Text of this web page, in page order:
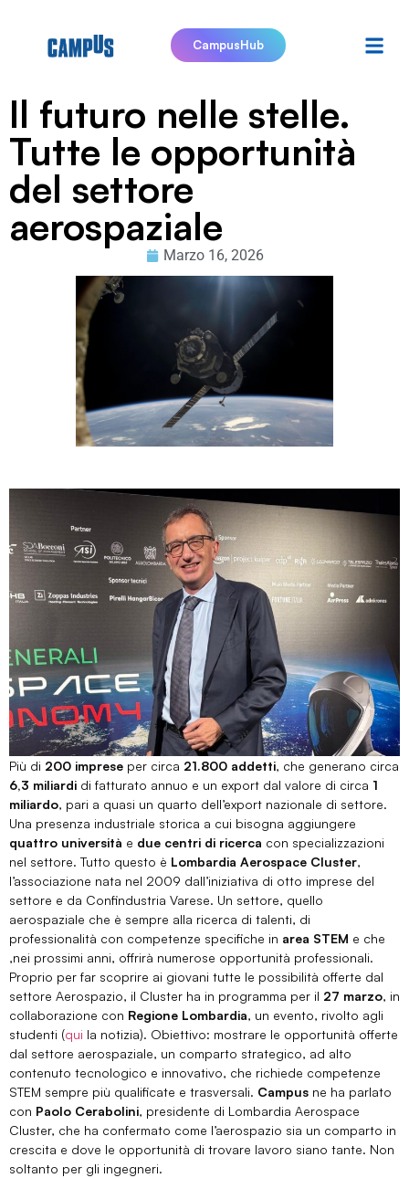
CampusHub
Il futuro nelle stelle.
Tutte le opportunità
del settore
aerospaziale
Marzo 16, 2026
Più di 200 imprese per circa 21.800 addetti, che generano circa
6,3 miliardi di fatturato annuo e un export dal valore di circa 1
miliardo, pari a quasi un quarto dell’export nazionale di settore.
Una presenza industriale storica a cui bisogna aggiungere
quattro università e due centri di ricerca con specializzazioni
nel settore. Tutto questo è Lombardia Aerospace Cluster,
l’associazione nata nel 2009 dall’iniziativa di otto imprese del
settore e da Confindustria Varese. Un settore, quello
aerospaziale che è sempre alla ricerca di talenti, di
professionalità con competenze specifiche in area STEM e che
,nei prossimi anni, offrirà numerose opportunità professionali.
Proprio per far scoprire ai giovani tutte le possibilità offerte dal
settore Aerospazio, il Cluster ha in programma per il 27 marzo, in
collaborazione con Regione Lombardia, un evento, rivolto agli
studenti (qui la notizia). Obiettivo: mostrare le opportunità offerte
dal settore aerospaziale, un comparto strategico, ad alto
contenuto tecnologico e innovativo, che richiede competenze
STEM sempre più qualificate e trasversali. Campus ne ha parlato
con Paolo Cerabolini, presidente di Lombardia Aerospace
Cluster, che ha confermato come l’aerospazio sia un comparto in
crescita e dove le opportunità di trovare lavoro siano tante. Non
soltanto per gli ingegneri.